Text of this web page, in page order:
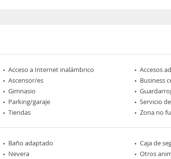
Acceso a Internet inalámbrico
Accesos
Ascensor/es
Business
Gimnasio
Parking/garaje
Servicio
Tiendas Zona no
Baño adaptado
Caja de
Nevera
Otros